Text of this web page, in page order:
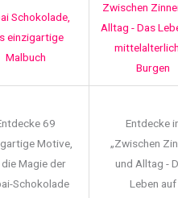
Schokolade,
einzigartige
Malbuch
Zwischen
Alltag - Das
Burgen
69
Motive,
die Magie der
Schokolade
Entdecke
„Zwischen
und Alltag -
Leben auf